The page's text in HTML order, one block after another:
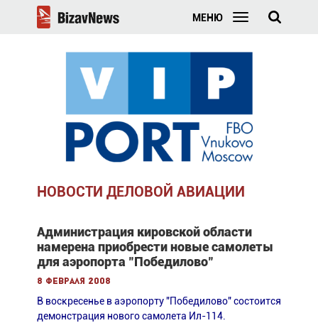
МЕНЮ
НОВОСТИ ДЕЛОВОЙ АВИАЦИИ
Администрация кировской области
намерена приобрести новые самолеты
для аэропорта "Победилово"
8 февраля 2008
В воскресенье в аэропорту "Победилово" состоится
демонстрация нового самолета Ил-114.